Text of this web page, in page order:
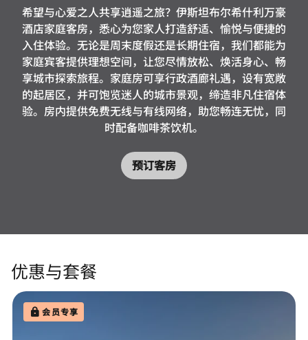
希望与心爱之人共享逍遥之旅？伊斯坦布尔希什利万豪
酒店家庭客房，悉心为您家人打造舒适、愉悦与便捷的
入住体验。无论是周末度假还是长期住宿，我们都能为
家庭宾客提供理想空间，让您尽情放松、焕活身心、畅
享城市探索旅程。家庭房可享行政酒廊礼遇，设有宽敞
的起居区，并可饱览迷人的城市景观，缔造非凡住宿体
验。房内提供免费无线与有线网络，助您畅连无忧，同
时配备咖啡茶饮机。
预订客房
优惠与套餐
会员专享